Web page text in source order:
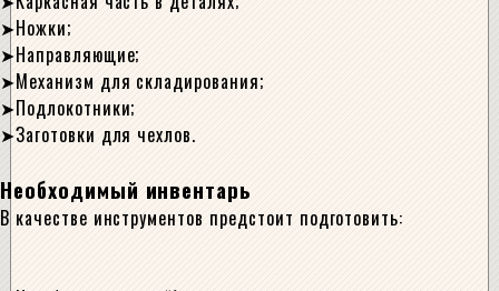
Ножки;
Направляющие;
Механизм для складирования;
Подлокотники;
Заготовки для чехлов.
Необходимый инвентарь
В качестве инструментов предстоит подготовить: